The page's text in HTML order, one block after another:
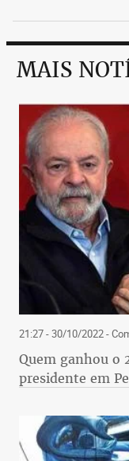
MAIS
21:27 - 30/10/2022-
Quem ganhou o
presidente em